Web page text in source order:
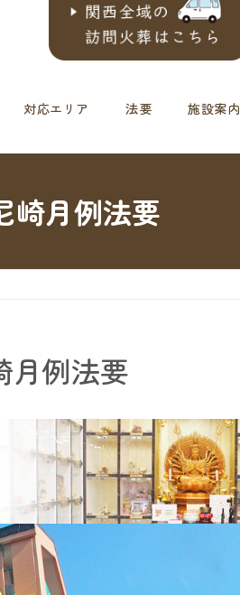
対応エリア 法要 施設案内
崎月例法要
月例法要